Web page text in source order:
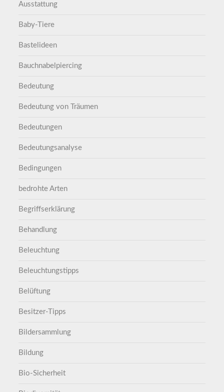
Ausstattung
Baby-Tiere
Bastelideen
Bauchnabelpiercing
Bedeutung
Bedeutung von Träumen
Bedeutungen
Bedeutungsanalyse
Bedingungen
bedrohte Arten
Begriffserklärung
Behandlung
Beleuchtung
Beleuchtungstipps
Belüftung
Besitzer-Tipps
Bildersammlung
Bildung
Bio-Sicherheit